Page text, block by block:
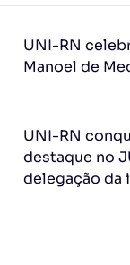
UNI-RN
Manoel de
UNI-RN
destaque no
delegação da